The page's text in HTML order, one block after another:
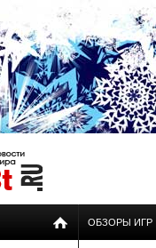
ОБЗОРЫ ИГР